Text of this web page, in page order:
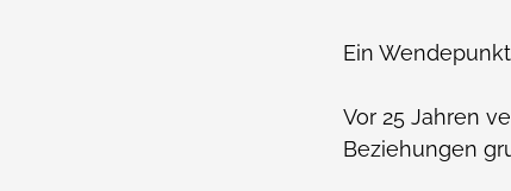
Ein
Vor 25 Jahren
Beziehungen